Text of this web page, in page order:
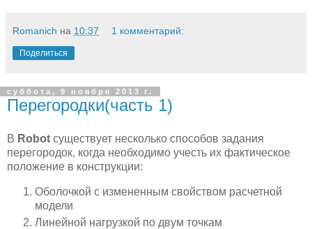
Romanich на 10:37 1 комментарий:
Поделиться
суббота, 9 ноября 2013 г.
Перегородки(часть 1)
В Robot существует несколько способов задания
перегородок, когда необходимо учесть их фактическое
положение в конструкции:
Оболочкой с измененным свойством расчетной
модели
Линейной нагрузкой по двум точкам